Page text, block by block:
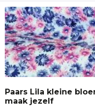
Paars Lila kleine
maak jezelf